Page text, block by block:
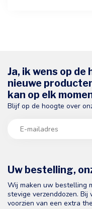
Uw bestelling,
Wij maken uw bestelling
stevige verzenddozen.
voorzien van een extra
Ja, ik wens op
nieuwe
kan op elk
Blijf op de hoogte over